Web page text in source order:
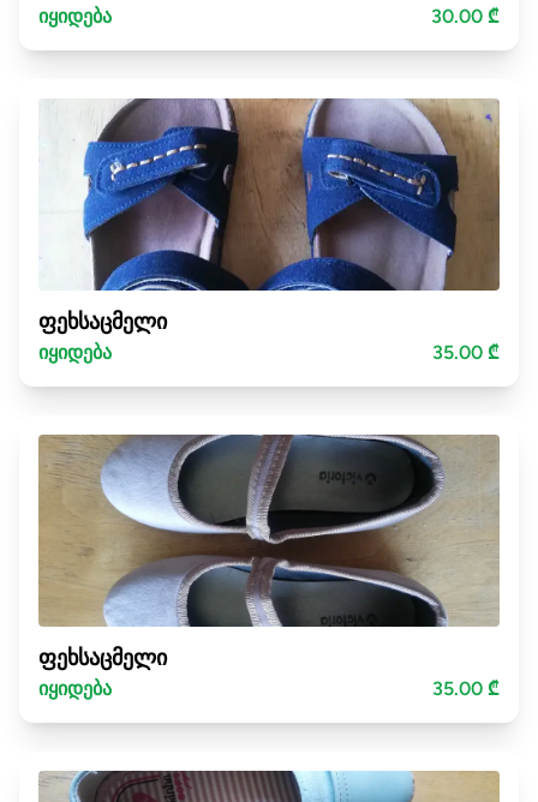
იყიდება 30.00 ₾
ფეხსაცმელი
იყიდება 35.00 ₾
ფეხსაცმელი
იყიდება 35.00 ₾